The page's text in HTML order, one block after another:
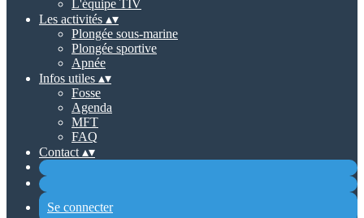
L'équipe TIV
Les activités ▴▾
Plongée sous-marine
Plongée sportive
Apnée
Infos utiles ▴▾
Fosse
Agenda
MFT
FAQ
Contact ▴▾
Se connecter